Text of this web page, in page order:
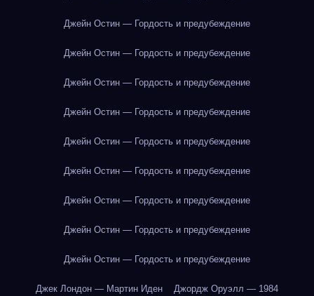
Джейн Остин — Гордость и предубеждение
Джейн Остин — Гордость и предубеждение
Джейн Остин — Гордость и предубеждение
Джейн Остин — Гордость и предубеждение
Джейн Остин — Гордость и предубеждение
Джейн Остин — Гордость и предубеждение
Джейн Остин — Гордость и предубеждение
Джейн Остин — Гордость и предубеждение
Джейн Остин — Гордость и предубеждение
Джек Лондон — Мартин Иден Джордж Оруэлл — 1984